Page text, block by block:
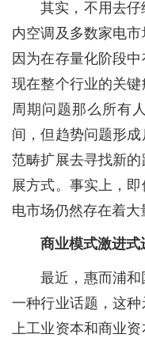
其实，不用去
内空调及多数家电
因为在存量化阶段
现在整个行业的关
周期问题那么所有
间，但趋势问题形
范畴扩展去寻找新
展方式。事实上，
电市场仍然存在着大
商业模式激进
最近，惠而浦
一种行业话题，这
上工业资本和商业